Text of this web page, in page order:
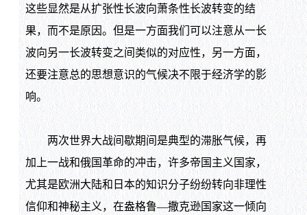
这些显然是从扩张性长波向萧条性长波转变的结
果，而不是原因。但是一方面我们可以注意从一长
波向另一长波转变之间类似的对应性，另一方面，
还要注意总的思想意识的气候决不限于经济学的影
响。
两次世界大战间歇期间是典型的滞胀气候，再
加上一战和俄国革命的冲击，许多帝国主义国家，
尤其是欧洲大陆和日本的知识分子纷纷转向非理性
信仰和神秘主义，在盎格鲁—撒克逊国家这一倾向